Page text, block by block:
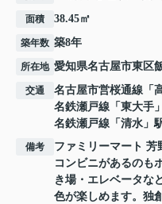
面積 38.45㎡
築年数 築8年
所在地 愛知県名古屋市東区
交通 名古屋市営桜通線 「
名鉄瀬戸線 「 東大手
名鉄瀬戸線 「 清水 」
備考
ファミリーマート 芳
コンビニがあるのも
き場・エレベータな
色が楽しめます。独